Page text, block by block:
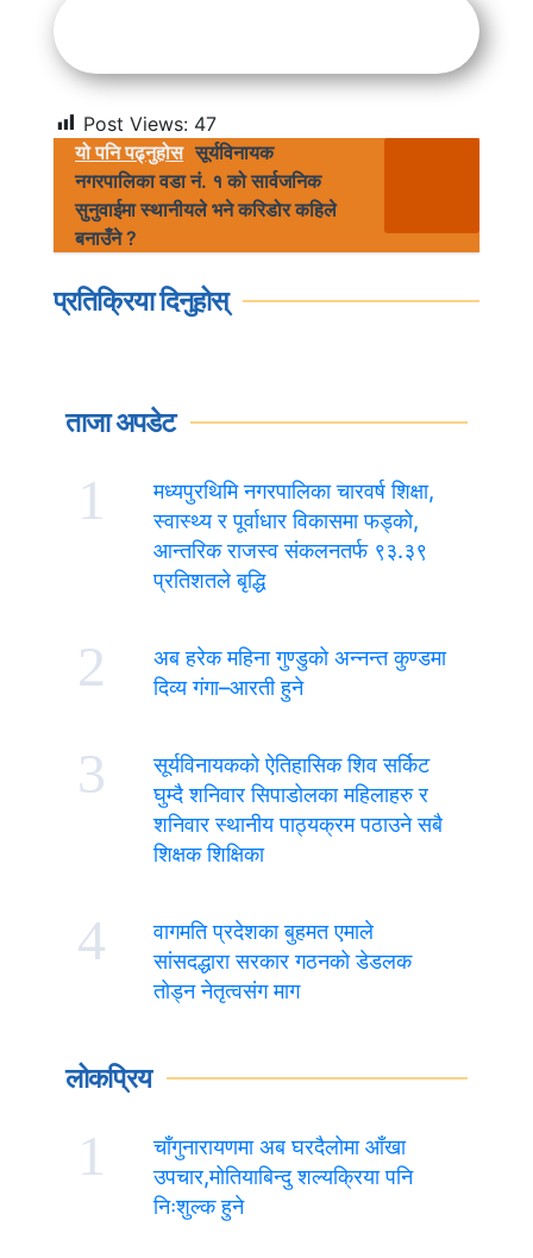
Post Views: 47
यो पनि पढ्नुहोस सूर्यविनायक
नगरपालिका वडा नं. १ को सार्वजनिक
सुनुवाईमा स्थानीयले भने करिडोर कहिले
बनाउँने ?
प्रतिक्रिया दिनुहोस्
ताजा अपडेट
1
मध्यपुरथिमि नगरपालिका चारवर्ष शिक्षा,
स्वास्थ्य र पूर्वाधार विकासमा फड्को,
आन्तरिक राजस्व संकलनतर्फ ९३.३९
प्रतिशतले बृद्धि
2
अब हरेक महिना गुण्डुको अन्नन्त कुण्डमा
दिव्य गंगा–आरती हुने
3
सूर्यविनायकको ऐतिहासिक शिव सर्किट
घुम्दै शनिवार सिपाडोलका महिलाहरु र
शनिवार स्थानीय पाठ्यक्रम पठाउने सबै
शिक्षक शिक्षिका
4
वागमति प्रदेशका बुहमत एमाले
सांसदद्धारा सरकार गठनको डेडलक
तोड्न नेतृत्वसंग माग
लोकप्रिय
1
चाँगुनारायणमा अब घरदैलोमा आँखा
उपचार,मोतियाबिन्दु शल्यक्रिया पनि
निःशुल्क हुने